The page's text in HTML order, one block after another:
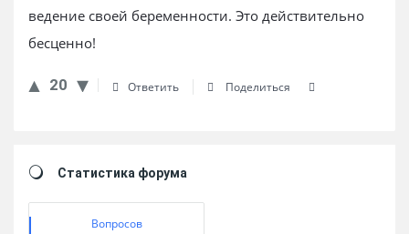
ведение своей беременности. Это действительно
бесценно!
20 Ответить Поделиться
Статистика форума
Вопросов